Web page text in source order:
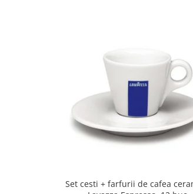
Set cesti + farfurii de cafea